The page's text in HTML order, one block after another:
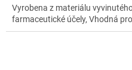
Vyrobena z materiálu
farmaceutické účely, Vhodná